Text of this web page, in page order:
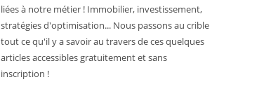
liées à notre métier ! Immobilier, investissement,
stratégies d'optimisation... Nous passons au crible
tout ce qu'il y a savoir au travers de ces quelques
articles accessibles gratuitement et sans
inscription !